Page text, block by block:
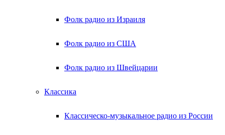
Фолк радио из Израиля
Фолк радио из США
Фолк радио из Швейцарии
Классика
Классическо-музыкальное радио из России